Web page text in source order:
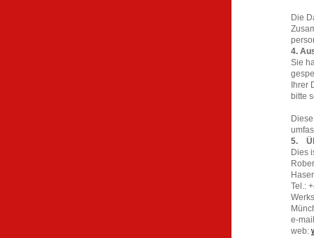
Die
4.
Sie
Ihrer
bitte
5.
Dies
Tel.:
e-
web: